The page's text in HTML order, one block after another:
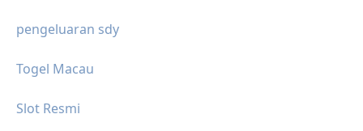
pengeluaran sdy
Togel Macau
Slot Resmi